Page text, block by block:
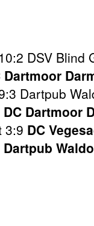
10:2 DSV Blind
Dartmoor
Dartpub
DC Dartmoor
3:9 DC
Dartpub